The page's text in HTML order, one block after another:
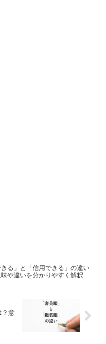
きる」と「信用できる」の違い
味や違いを分かりやすく解釈
？意